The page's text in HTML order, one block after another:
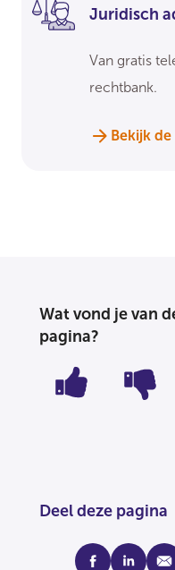
Juridisch
Van gratis
rechtbank.
Bekijk
Wat vond je van
pagina?
Deel deze pagina
facebooklinkedinmail